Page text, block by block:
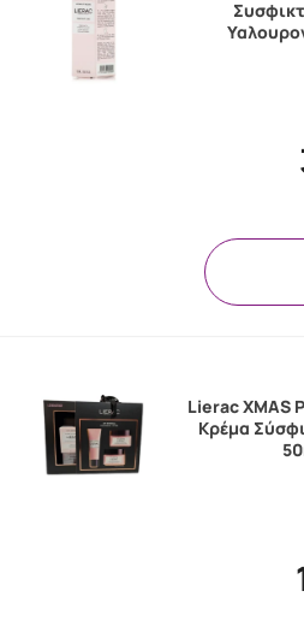
Lierac XMAS
Κρέμα